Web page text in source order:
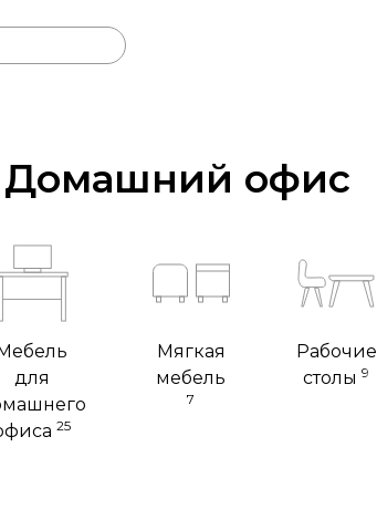
Домашний офис
для
25
Мягкая
мебель
7
Рабочие
столы 9